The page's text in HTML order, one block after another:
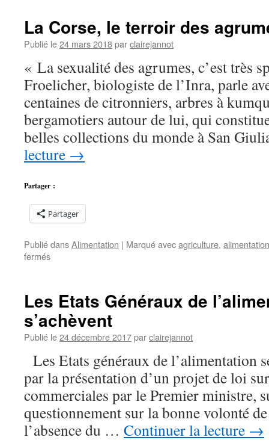
loi
agriculture
alimentation
La Corse, le terroir des
Publié le24 mars 2018parclairejannot
« La sexualité des agrumes, c’est très
Froelicher, biologiste de l’Inra, parle
centaines de citronniers, arbres à
bergamotiers autour de lui, qui
belles collections du monde à San
lecture →
Partager :
Partager
Publié dansAlimentation | Marqué avecagriculture, alimentation
ferméssur
terroir
des
agrumes
Les Etats Généraux de
s’achèvent
Publié le24 décembre 2017parclairejannot
Les Etats généraux de l’alimentation
par la présentation d’un projet de loi
commerciales par le Premier ministre,
questionnement sur la bonne volonté
l’absence du … Continuer la lecture →